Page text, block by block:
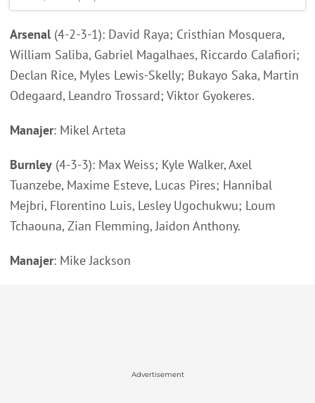
Arsenal(4-2-3-1): David Raya; Cristhian Mosquera,
William Saliba, Gabriel Magalhaes, Riccardo Calafiori;
Declan Rice, Myles Lewis-Skelly; Bukayo Saka, Martin
Odegaard, Leandro Trossard; Viktor Gyokeres.
Manajer: Mikel Arteta
Burnley (4-3-3): Max Weiss; Kyle Walker, Axel
Tuanzebe, Maxime Esteve, Lucas Pires; Hannibal
Mejbri, Florentino Luis, Lesley Ugochukwu; Loum
Tchaouna, Zian Flemming, Jaidon Anthony.
Manajer: Mike Jackson
Advertisement